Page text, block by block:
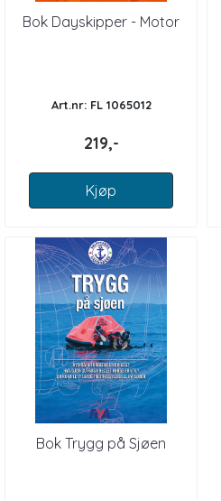
Bok Dayskipper - Motor
Art.nr: FL 1065012
219,-
Kjøp
Bok Trygg på Sjøen